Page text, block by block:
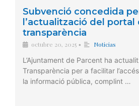
Subvenció concedida
l’actualització del portal
transparència
octubre 20, 2025 • Noticias
L’Ajuntament de Parcent ha
Transparència per a facilitar
la informació pública, complint …